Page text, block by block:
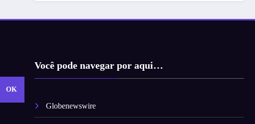
OK
Você pode navegar por aqui…
Globenewswire